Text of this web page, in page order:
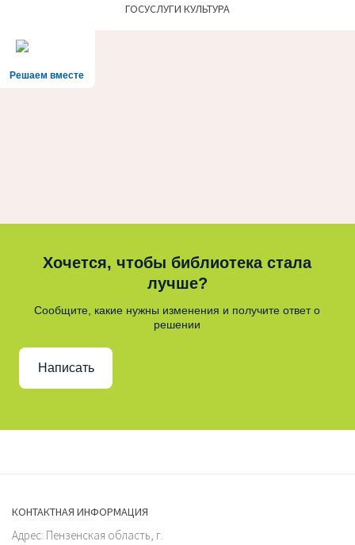
ГОСУСЛУГИ КУЛЬТУРА
Решаем вместе
Хочется, чтобы библиотека стала
лучше?
Сообщите, какие нужны изменения и получите ответ о
решении
Написать
КОНТАКТНАЯ ИНФОРМАЦИЯ
Адрес: Пензенская область, г.